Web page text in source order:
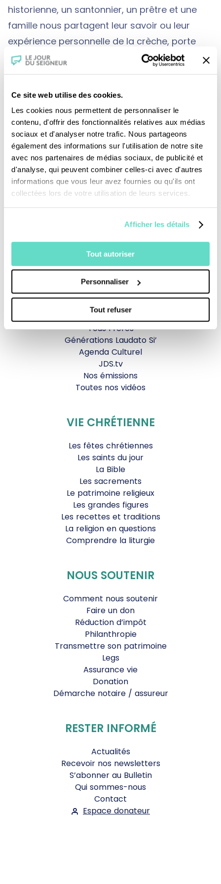
Ce site web utilise des cookies.
Les cookies nous permettent de personnaliser le
contenu, d'offrir des fonctionnalités relatives aux médias
sociaux et d'analyser notre trafic. Nous partageons
également des informations sur l'utilisation de notre site
avec nos partenaires de médias sociaux, de publicité et
d'analyse, qui peuvent combiner celles-ci avec d'autres
informations que vous leur avez fournies ou qu'ils ont
collectées lors de votre utilisation de leurs services.
Afficher les détails
Tout autoriser
Personnaliser
Tout refuser
historienne, un santonnier, un prêtre et une
famille nous partagent leur savoir ou leur
expérience personnelle de la crèche, porte
d’entrée au mystère de l’incarnation.
Je fais un don
Revoir la messe du 09 août 2026
TOUS NOS PROGRAMMES
La messe
Magazine Le Jour du Seigneur
Documentaires
Parole Inattendue
Tous Frères
Générations Laudato Si’
Agenda Culturel
JDS.tv
Nos émissions
Toutes nos vidéos
VIE CHRÉTIENNE
Les fêtes chrétiennes
Les saints du jour
La Bible
Les sacrements
Le patrimoine religieux
Les grandes figures
Les recettes et traditions
La religion en questions
Comprendre la liturgie
NOUS SOUTENIR
Comment nous soutenir
Faire un don
Réduction d’impôt
Philanthropie
Transmettre son patrimoine
Legs
Assurance vie
Donation
Démarche notaire / assureur
RESTER INFORMÉ
Actualités
Recevoir nos newsletters
S’abonner au Bulletin
Qui sommes-nous
Contact
Espace donateur